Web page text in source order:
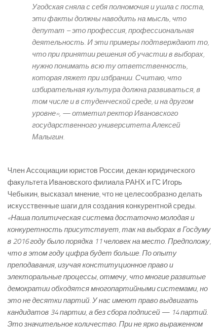
Угодская сняла с себя полномочия и ушла с поста,
эти факты должны наводить на мысль, что
депутат – это профессия, профессиональная
деятельность. И эти примеры подтверждают то,
что при принятии решения об участии в выборах,
нужно понимать всю ту ответственность,
которая ляжет при избрании. Считаю, что
избирательная культура должна развиваться, в
том числе и в студенческой среде, и на другом
уровне», — отметил ректор Ивановского
государственного университета Алексей
Малыгин.
Член Ассоциации юристов России, декан юридического
факультета Ивановского филиала РАНХ и ГС Игорь
Чебыкин, высказал мнение, что не целесообразно делать
искусственные шаги для создания конкурентной среды.
«Наша политическая система достаточно молодая и
конкуретность присутствует, так на выборах в Госдуму
в 2016 году было порядка 11 человек на место. Предположу,
что в этом году цифра будет больше. По опыту
преподавания, изучая конституционное право и
электоральные процессы, отмечу, что многие развитые
демократии обходятся многопартийными системами, но
это не десятки партий. У нас имеют право выдвигать
кандидатов 34 партии, а без сбора подписей — 14 партий.
Это значительное количество. При не ярко выраженном